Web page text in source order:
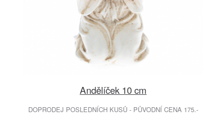
Andělíček 10 cm
DOPRODEJ POSLEDNÍCH KUSŮ - PŮVODNÍ CENA 175.-